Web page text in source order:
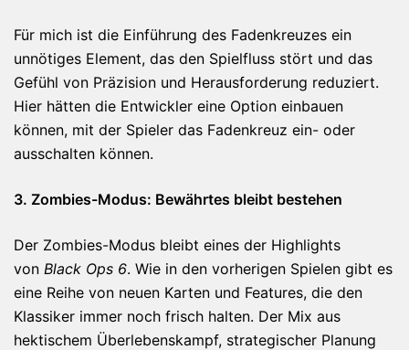
Für mich ist die Einführung des Fadenkreuzes ein
unnötiges Element, das den Spielfluss stört und das
Gefühl von Präzision und Herausforderung reduziert.
Hier hätten die Entwickler eine Option einbauen
können, mit der Spieler das Fadenkreuz ein- oder
ausschalten können.
3. Zombies-Modus: Bewährtes bleibt bestehen
Der Zombies-Modus bleibt eines der Highlights
von Black Ops 6. Wie in den vorherigen Spielen gibt es
eine Reihe von neuen Karten und Features, die den
Klassiker immer noch frisch halten. Der Mix aus
hektischem Überlebenskampf, strategischer Planung